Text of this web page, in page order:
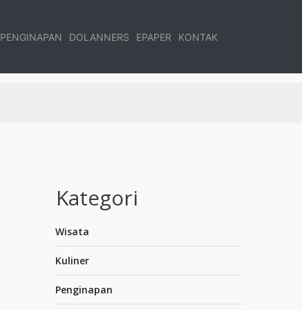
PENGINAPAN DOLANNERS EPAPER KONTAK
Kategori
Wisata
Kuliner
Penginapan